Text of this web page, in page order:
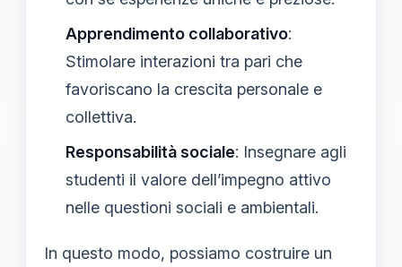
Apprendimento collaborativo:
Stimolare interazioni tra pari che
favoriscano la crescita personale e
collettiva.
Responsabilità sociale: Insegnare agli
studenti il valore dell’impegno attivo
nelle questioni sociali e ambientali.
In questo modo, possiamo costruire un